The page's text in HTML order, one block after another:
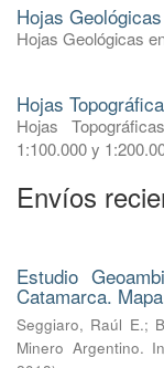
Hojas Geológicas
Hojas Geológicas
Hojas
Hojas
1:100.000 y
Envíos
Estudio
Catamarca.
Seggiaro, Raúl E.;
Minero Argentino.